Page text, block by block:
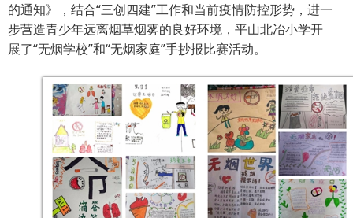
的通知》，结合“三创四建”工作和当前疫情防控形势，进一
步营造青少年远离烟草烟雾的良好环境，平山北冶小学开
展了“无烟学校”和“无烟家庭”手抄报比赛活动。